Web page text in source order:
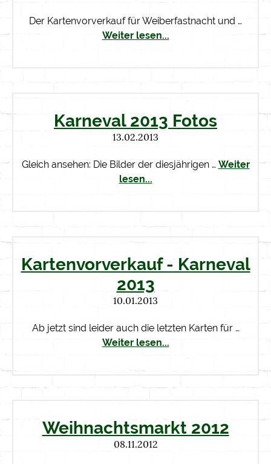
Der Kartenvorverkauf für Weiberfastnacht und …
Weiter lesen...
Karneval 2013 Fotos
13.02.2013
Gleich ansehen: Die Bilder der diesjährigen … Weiter
lesen...
Kartenvorverkauf - Karneval
2013
10.01.2013
Ab jetzt sind leider auch die letzten Karten für …
Weiter lesen...
Weihnachtsmarkt 2012
08.11.2012